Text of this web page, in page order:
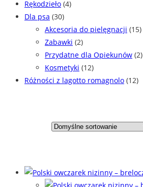
Rękodzieło (4)
Dla psa (30)
Akcesoria do pielęgnacji (15)
Zabawki (2)
Przydatne dla Opiekunów (2)
Kosmetyki (12)
Różności z lagotto romagnolo (12)